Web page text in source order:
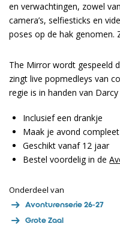
en verwachtingen, zowel
camera’s, selfiesticks en
poses op de hak genomen.
The Mirror wordt gespeeld
zingt live popmedleys van
regie is in handen van
Inclusief een drankje
Maak je avond
Geschikt vanaf 12 jaar
Bestel voordelig in de
Onderdeel van
Avonturenserie 26-27
Grote Zaal